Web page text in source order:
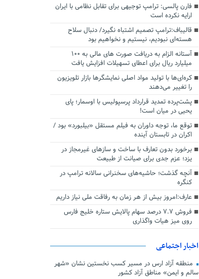
فارن پالسی: ترامپ توجیهی برای تقابل نظامی با ایران
ارایه نکرده است
قالیباف:ترامپ تصمیم اشتباه نگیرد/ دنبال سلاح
هسته‌ای نبودیم، نیستیم و نخواهیم بود
آستانه الزام به دریافت صورت های مالی به ۱۰۰
میلیارد ریال برای اعطای تسهیلات افزایش یافت
کره‌ای‌ها با تولید مواد اصلی نمایشگرها بازار تلویزیون
را تغییر می‌دهند
پشت‌پرده تمدید قرارداد پرسپولیس با اوسمار؛ پای
یحیی در میان است!
توقع ما، توجه داوران به فیلم مستقل «بیلبورد» بود /
اکران در تابستان آینده
برخورد بدون تعارف با ساخت‌ و سازهای غیرمجاز در
یزد؛ عزم جدی برای صیانت از طبیعت
آنچه گذشت؛ حاشیه‌های سخنرانی سالانه ترامپ در
کنگره
عارف:امروز بیش از هر زمان به رفاقت ملی نیاز داریم
فروش ۷.۷ درصد سهام پالایش ستاره خلیج فارس
روی میز هیات واگذاری
اخبار اجتماعی
منطقه آزاد ارس در مسیر کسب نخستین نشان «شهر
سالم و ایمن» مناطق آزاد کشور